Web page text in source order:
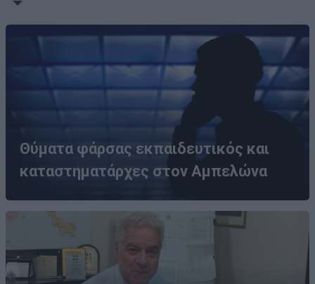
Θύματα φάρσας εκπαιδευτικός και
καταστηματάρχες στον Αμπελώνα